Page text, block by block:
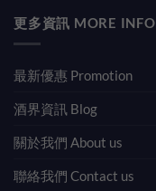
更多資訊 MORE INFO
最新優惠 Promotion
酒界資訊 Blog
關於我們 About us
聯絡我們 Contact us